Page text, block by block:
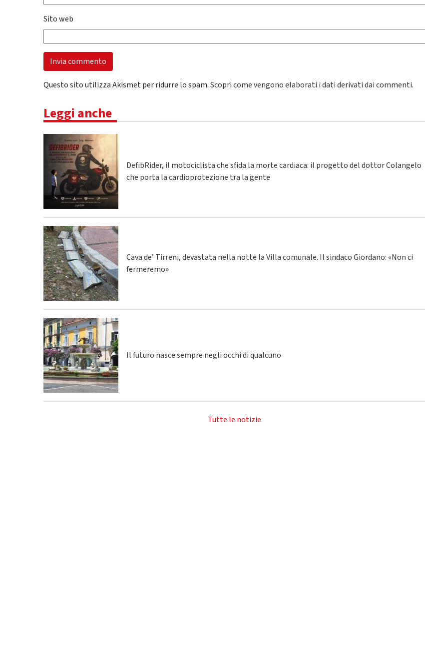
Sito web
Questo sito utilizza Akismet per ridurre lo spam.Scopri come vengono elaborati i dati derivati dai commenti.
Leggi anche
DefibRider, il motociclista che sfida la morte cardiaca: il progetto del dottor Colangelo
che porta la cardioprotezione tra la gente
Cava de’ Tirreni, devastata nella notte la Villa comunale. Il sindaco Giordano: «Non ci
fermeremo»
Il futuro nasce sempre negli occhi di qualcuno
Tutte le notizie